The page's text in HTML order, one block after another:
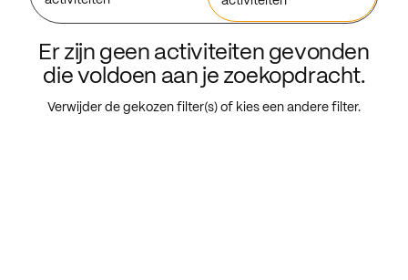
Er zijn geen activiteiten gevonden
die voldoen aan je zoekopdracht.
Verwijder de gekozen filter(s) of kies een andere filter.